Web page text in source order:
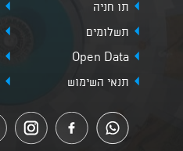
תו חניה
תשלומים
Open Data
תנאי השימוש